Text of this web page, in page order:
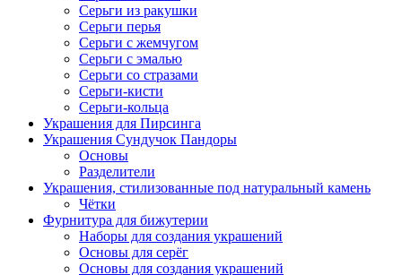
Серьги из ракушки
Серьги перья
Серьги с жемчугом
Серьги с эмалью
Серьги со стразами
Серьги-кисти
Серьги-кольца
Украшения для Пирсинга
Украшения Сундучок Пандоры
Основы
Разделители
Украшения, стилизованные под натуральный камень
Чётки
Фурнитура для бижутерии
Наборы для создания украшений
Основы для серёг
Основы для создания украшений